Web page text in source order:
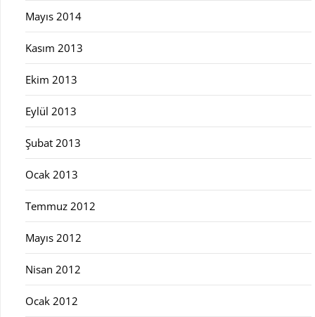
Mayıs 2014
Kasım 2013
Ekim 2013
Eylül 2013
Şubat 2013
Ocak 2013
Temmuz 2012
Mayıs 2012
Nisan 2012
Ocak 2012